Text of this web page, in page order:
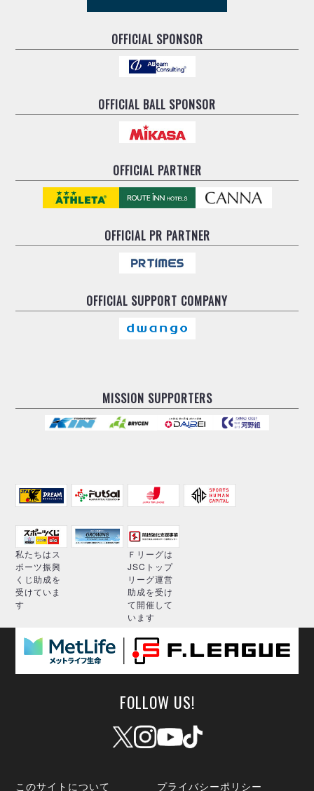
OFFICIAL SPONSOR
OFFICIAL BALL SPONSOR
OFFICIAL PARTNER
OFFICIALPR PARTNER
OFFICIAL SUPPORT COMPANY
MISSION SUPPORTERS
私たちはス
ポーツ振興
くじ助成を
受けていま
す
Ｆリーグは
JSCトップ
リーグ運営
助成を受け
て開催して
います
FOLLOW US!
このサイトについて プライバシーポリシー